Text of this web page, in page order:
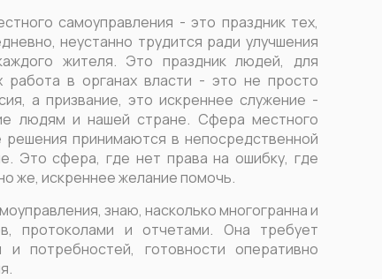
самоуправления - это праздник тех,
неустанно трудится ради улучшения
жителя. Это праздник людей, для
работа в органах власти - это не просто
а призвание, это искреннее служение -
людям и нашей стране. Сфера местного
решения принимаются в непосредственной
Это сфера, где нет права на ошибку, где
же, искреннее желание помочь.
знаю, насколько многогранна и
протоколами и отчетами. Она требует
потребностей, готовности оперативно